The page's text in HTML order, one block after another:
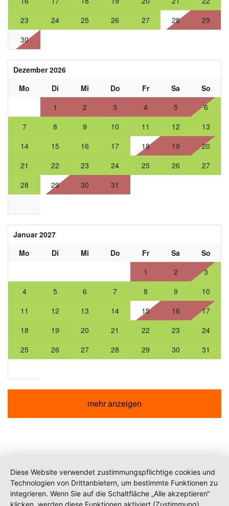
23
24 25 26 27 28
29
30
Dezember 2026
Mo
Di Mi Do Fr Sa
So
1
2 3 4 5
6
7
8 9 10 11 12
13
14
15 16 17 18 19
20
21
22 23 24 25 26
27
28
29 30 31
Januar 2027
Mo
Di Mi Do Fr Sa
So
1
2
3
4
5 6 7 8 9
10
11
12 13 14 15 16
17
18
19 20 21 22 23
24
25
26 27 28 29 30 31
mehr anzeigen
Diese Website verwendet zustimmungspflichtige cookies und
Technologien von Drittanbietern, um bestimmte Funktionen zu
integrieren. Wenn Sie auf die Schaltfläche „Alle akzeptieren“
klicken, werden diese Funktionen aktiviert (Zustimmung).